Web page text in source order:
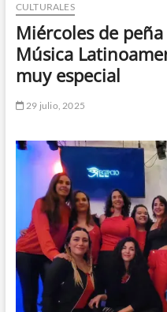
CULTURALES
Miércoles de
Música
muy especial
29 julio, 2025